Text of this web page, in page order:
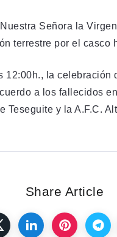
Señora la
terrestre por el casco
12:00h., la
a los fallecidos
Teseguite y la A.F.C.
Share Article